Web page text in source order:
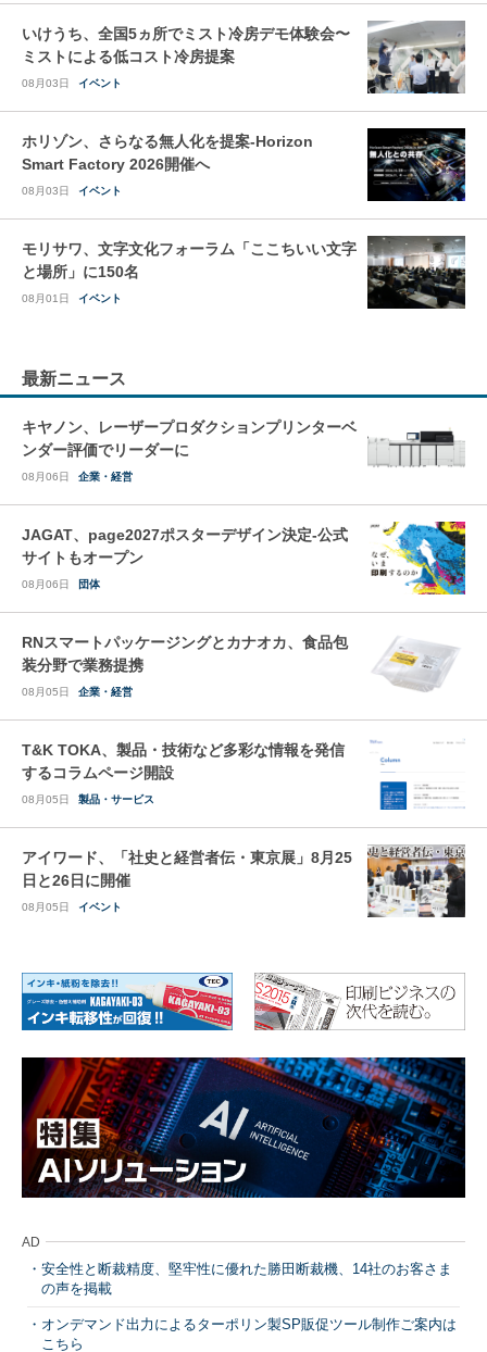
いけうち、全国5ヵ所でミスト冷房デモ体験会〜
ミストによる低コスト冷房提案
08月03日 イベント
ホリゾン、さらなる無人化を提案-Horizon
Smart Factory 2026開催へ
08月03日 イベント
モリサワ、文字文化フォーラム「ここちいい文字
と場所」に150名
08月01日 イベント
最新ニュース
キヤノン、レーザープロダクションプリンターベ
ンダー評価でリーダーに
08月06日 企業・経営
JAGAT、page2027ポスターデザイン決定-公式
サイトもオープン
08月06日 団体
RNスマートパッケージングとカナオカ、食品包
装分野で業務提携
08月05日 企業・経営
T&K TOKA、製品・技術など多彩な情報を発信
するコラムページ開設
08月05日 製品・サービス
アイワード、「社史と経営者伝・東京展」8月25
日と26日に開催
08月05日 イベント
AD
安全性と断裁精度、堅牢性に優れた勝田断裁機、14社のお客さま
の声を掲載
オンデマンド出力によるターポリン製SP販促ツール制作ご案内は
こちら